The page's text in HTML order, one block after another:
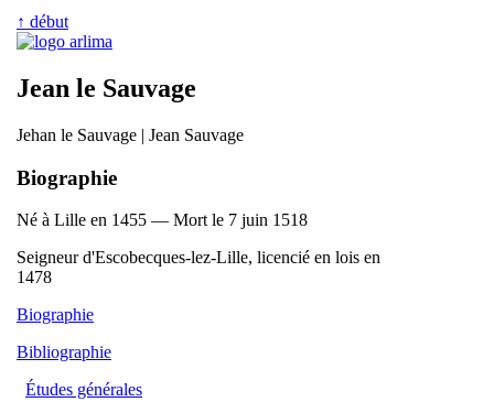
↑ début
Jean le Sauvage
Jehan le Sauvage | Jean Sauvage
Biographie
Né à Lille en 1455 — Mort le 7 juin 1518
Seigneur d'Escobecques-lez-Lille, licencié en lois en
1478
Biographie
Bibliographie
Études générales